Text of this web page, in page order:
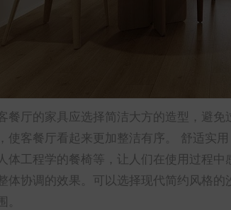
餐厅的家具应选择简洁大方的造型，避
使客餐厅看起来更加整洁有序。 舒适实
体工程学的餐椅等，让人们在使用过程
体协调的效果。可以选择现代简约风格